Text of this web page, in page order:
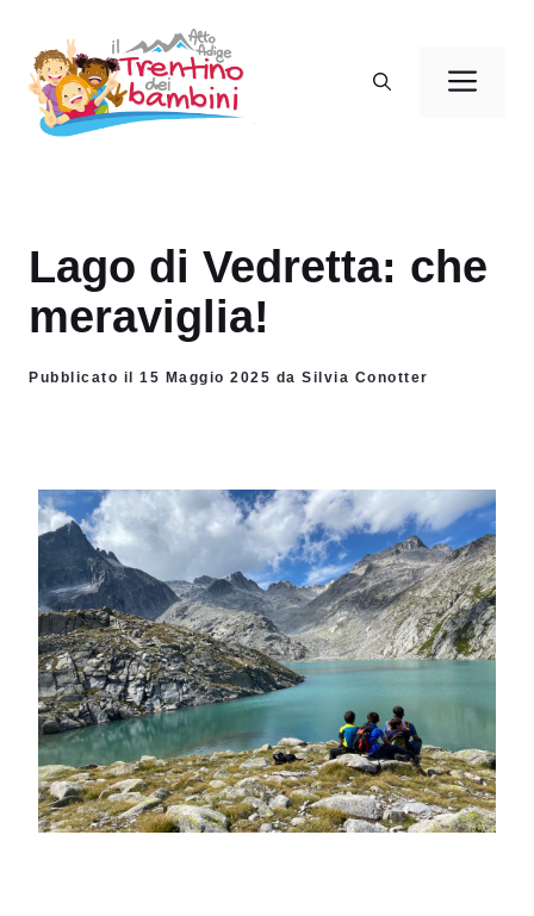
contenuto
Lago di Vedretta: che
meraviglia!
Pubblicato il 15 Maggio 2025 da Silvia Conotter